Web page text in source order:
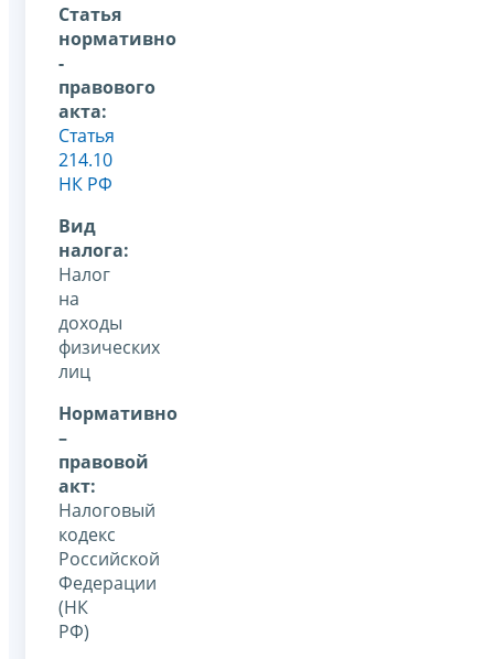
Статья
нормативно
-
правового
акта:
Статья
214.10
НК РФ
Вид
налога:
Налог
на
доходы
физических
лиц
Нормативно
–
правовой
акт:
Налоговый
кодекс
Российской
Федерации
(НК
РФ)